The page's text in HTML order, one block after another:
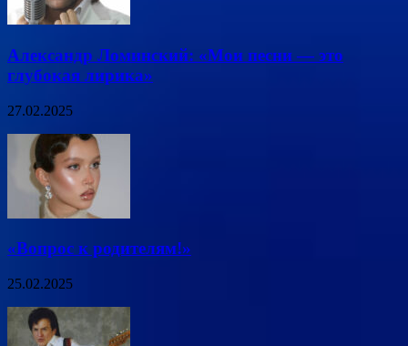
Александр Ломинский: «Мои песни — это
глубокая лирика»
27.02.2025
«Вопрос к родителям!»
25.02.2025